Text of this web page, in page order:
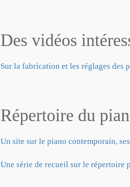
Des vidéos
Sur la fabrication et les réglages des
Répertoire du
Un site sur le piano contemporain,
Une série de recueil sur le répertoire